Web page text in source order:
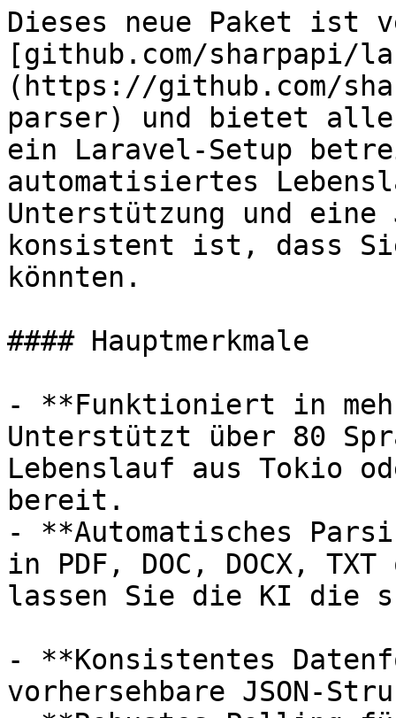
Dieses neue Paket ist
[github.com/sharpapi/
(https://github.com/
parser) und bietet
ein Laravel-Setup
automatisiertes
Unterstützung und
konsistent ist, dass
könnten.
#### Hauptmerkmale
- **Funktioniert in
Unterstützt über 80
Lebenslauf aus Tokio
bereit.
- **Automatisches
in PDF, DOC, DOCX,
lassen Sie die KI die
- **Konsistentes
vorhersehbare JSON-